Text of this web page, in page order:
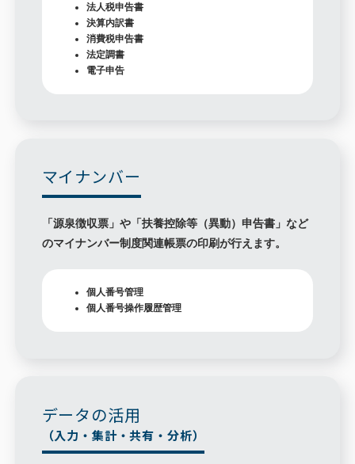
法人税申告書
決算内訳書
消費税申告書
法定調書
電子申告
マイナンバー
「源泉徴収票」や「扶養控除等（異動）申告書」など
のマイナンバー制度関連帳票の印刷が行えます。
個人番号管理
個人番号操作履歴管理
データの活用
（入力・集計・共有・分析）